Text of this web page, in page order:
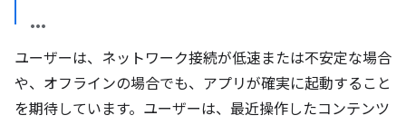
ユーザーは、ネットワーク接続が低速または不安定な場合
や、オフラインの場合でも、アプリが確実に起動すること
を期待しています。ユーザーは、最近操作したコンテンツ